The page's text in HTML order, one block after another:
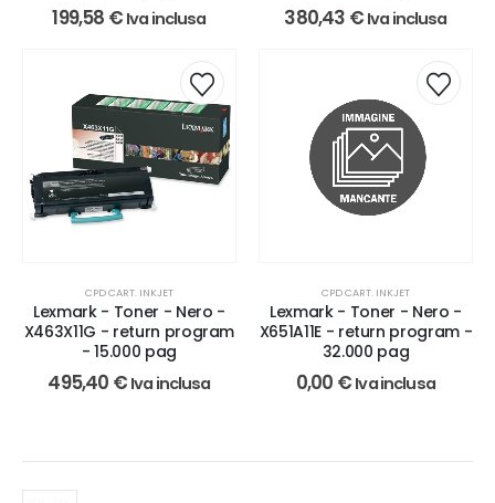
199,58 € Iva inclusa 380,43 € Iva inclusa
CPD CART. INKJET
Lexmark - Toner - Nero -
X463X11G - return program
- 15.000 pag
495,40 € Iva inclusa
CPD CART. INKJET
Lexmark - Toner - Nero -
X651A11E - return program -
32.000 pag
0,00 € Iva inclusa